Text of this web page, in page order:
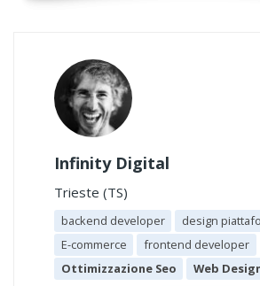
Infinity Digital
Trieste (TS)
backend developer
design
E-commerce
frontend developer
Ottimizzazione Seo
Web